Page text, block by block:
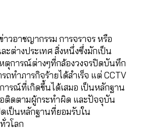
าวอาชญากรรม การจราจร หรือ
ต่างประเทศ สิ่งหนึ่งซึ่งมักเป็น
ตุการณ์ต่างๆที่กล้องวงจรปิดบันทึก
ถทำภารกิจร้ายได้สำเร็จ แต่ CCTV
ารณ์ที่เกิดขึ้นได้เสมอ เป็นหลักฐาน
ติดตามผู้กระทำผิด และปัจจุบัน
เป็นหลักฐานที่ยอมรับใน
วโลก